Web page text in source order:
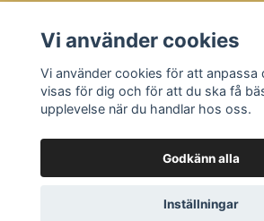
Sociala medier
© 2026 Butik BohèmePowered
Vi använder cookies
Vi använder cookies för att anpassa
visas för dig och för att du ska få
upplevelse när du handlar hos oss.
Godkänn alla
Inställningar